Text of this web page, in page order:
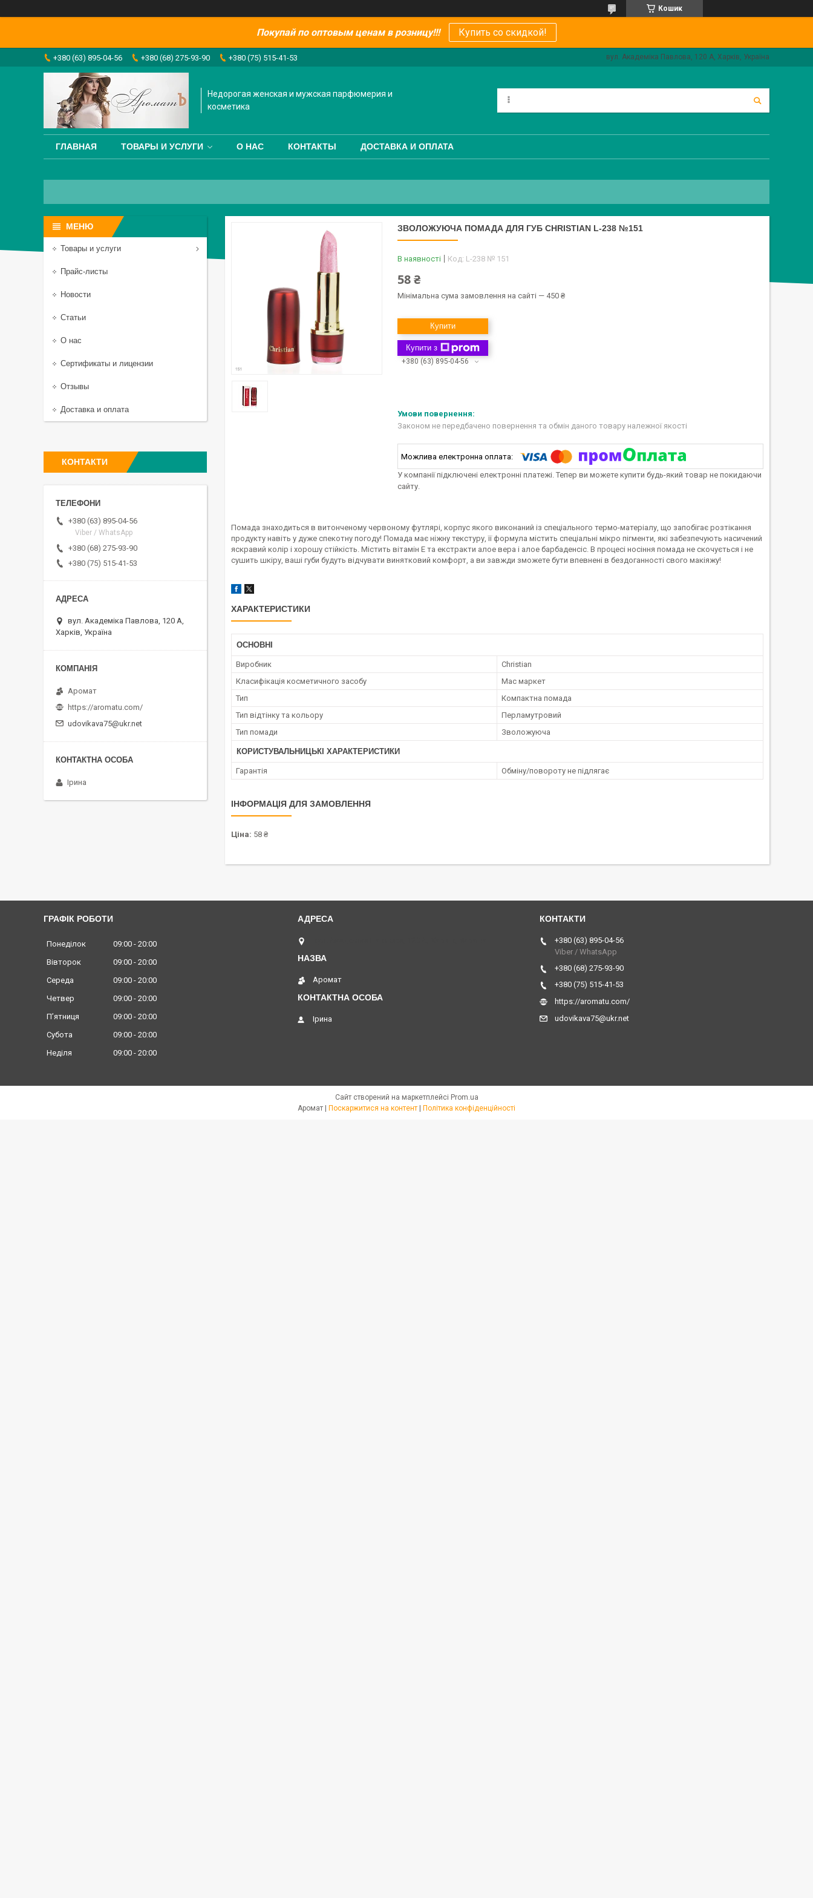
Кошик
Покупай по оптовым ценам в розницу!!! Купить со скидкой!
+380 (63) 895-04-56 +380 (68) 275-93-90 +380 (75) 515-41-53 вул. Академіка Павлова, 120 А, Харків, Україна
Недорогая женская и мужская парфюмерия и
косметика
ГЛАВНАЯ ТОВАРЫ И УСЛУГИ О НАС КОНТАКТЫ ДОСТАВКА И ОПЛАТА
ЗВОЛОЖУЮЧА ПОМАДА ДЛЯ ГУБ CHRISTIAN L-238 №151
В наявності Код: L-238 № 151
58 ₴
Мінімальна сума замовлення на сайті — 450 ₴
Купити
Купити з
+380 (63) 895-04-56
Законом не передбачено повернення та обмін даного товару належної якості
У компанії підключені електронні платежі. Тепер ви можете купити будь-який товар не покидаючи
сайту.
Помада знаходиться в витонченому червоному футлярі, корпус якого виконаний із спеціального термо-матеріалу, що запобігає розтікання
продукту навіть у дуже спекотну погоду! Помада має ніжну текстуру, її формула містить спеціальні мікро пігменти, які забезпечують насичений
яскравий колір і хорошу стійкість. Містить вітамін Е та екстракти алое вера і алое барбаденсіс. В процесі носіння помада не скочується і не
сушить шкіру, ваші губи будуть відчувати винятковий комфорт, а ви завжди зможете бути впевнені в бездоганності свого макіяжу!
ХАРАКТЕРИСТИКИ
ОСНОВНІ
Виробник
Christian
Класифікація косметичного засобу
Мас маркет
Тип
Компактна помада
Тип відтінку та кольору
Перламутровий
Тип помади
Зволожуюча
КОРИСТУВАЛЬНИЦЬКІ ХАРАКТЕРИСТИКИ
Гарантія Обміну/повороту не підлягає
ІНФОРМАЦІЯ ДЛЯ ЗАМОВЛЕННЯ
Ціна: 58 ₴
Товары и услуги
Прайс-листы
Новости
Статьи
О нас
Сертификаты и лицензии
Отзывы
Доставка и оплата
КОНТАКТИ
+380 (63) 895-04-56
Viber / WhatsApp
+380 (68) 275-93-90
+380 (75) 515-41-53
вул. Академіка Павлова, 120 А,
Харків, Україна
Аромат
https://aromatu.com/
udovikava75@ukr.net
Ірина
ГРАФІК РОБОТИ
Понеділок 09:00
20:00
Вівторок
09:00
20:00
Середа
09:00
20:00
Четвер
09:00
20:00
Пʼятниця
09:00
20:00
Субота
09:00
20:00
Неділя
09:00 20:00
Аромат
Ірина
+380 (63) 895-04-56
Viber / WhatsApp
+380 (68) 275-93-90
+380 (75) 515-41-53
https://aromatu.com/
udovikava75@ukr.net
Сайт створений на маркетплейсі Prom.ua
Поскаржитися на контент Політика конфіденційності